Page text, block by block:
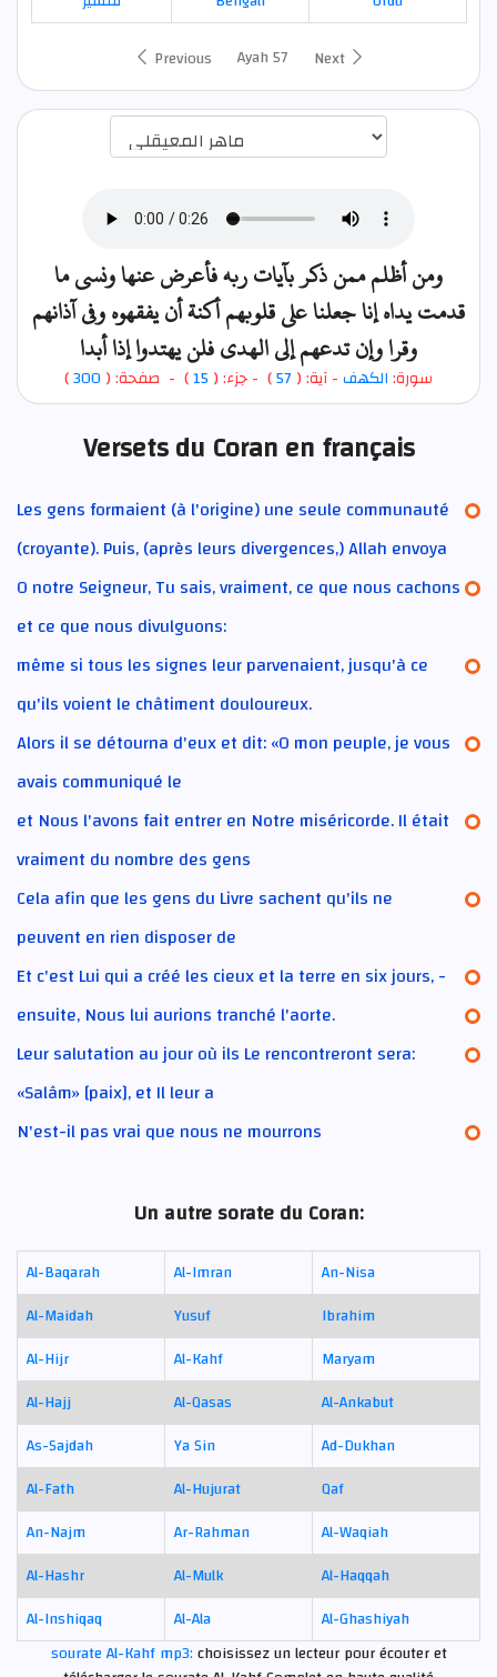
Previous
Ayah 57 Next
ومن أظلم ممن ذكر بآيات ربه فأعرض عنها ونسي ما
قدمت يداه إنا جعلنا على قلوبهم أكنة أن يفقهوه وفي آذانهم
وقرا وإن تدعهم إلى الهدى فلن يهتدوا إذا أبدا
سورة:الكهف- آية: ( 57
) - جزء: ( 15) - صفحة: (300
)
Versets du Coran en français
Les gens formaient (à l'origine) une seule communauté
(croyante). Puis, (après leurs divergences,) Allah envoya
O notre Seigneur, Tu sais, vraiment, ce que nous cachons
et ce que nous divulguons:
même si tous les signes leur parvenaient, jusqu'à ce
qu'ils voient le châtiment douloureux.
Alors il se détourna d'eux et dit: «O mon peuple, je vous
avais communiqué le
et Nous l'avons fait entrer en Notre miséricorde. Il était
vraiment du nombre des gens
Cela afin que les gens du Livre sachent qu'ils ne
peuvent en rien disposer de
Et c'est Lui qui a créé les cieux et la terre en six jours, -
ensuite, Nous lui aurions tranché l'aorte.
Leur salutation au jour où ils Le rencontreront sera:
«Salâm» [paix], et Il leur a
N'est-il pas vrai que nous ne mourrons
Un autre sorate du Coran:
Al-Baqarah Al-Imran
An-Nisa
Al-Maidah
Yusuf
Ibrahim
Al-Hijr
Al-Kahf
Maryam
Al-Hajj
Al-Qasas
Al-Ankabut
As-Sajdah
Ya Sin
Ad-Dukhan
Al-Fath
Al-Hujurat
Qaf
An-Najm
Ar-Rahman
Al-Waqiah
Al-Hashr
Al-Mulk
Al-Haqqah
Al-Inshiqaq
Al-Ala
Al-Ghashiyah
sourate Al-Kahf mp3:choisissez un lecteur pour écouter et